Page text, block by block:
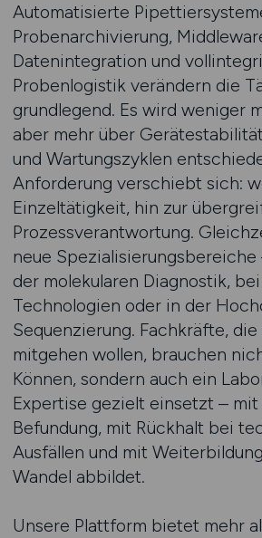
Automatisierte
Probenarchivierung,
Datenintegration und
Probenlogistik verändern die
grundlegend. Es wird weniger
aber mehr über
und Wartungszyklen
Anforderung verschiebt sich:
Einzeltätigkeit, hin zur
Prozessverantwortung.
neue Spezialisierungsbereiche
der molekularen Diagnostik,
Technologien oder in der
Sequenzierung. Fachkräfte,
mitgehen wollen, brauchen
Können, sondern auch ein
Expertise gezielt einsetzt –
Befundung, mit Rückhalt bei
Ausfällen und mit
Wandel abbildet.
Unsere Plattform bietet mehr